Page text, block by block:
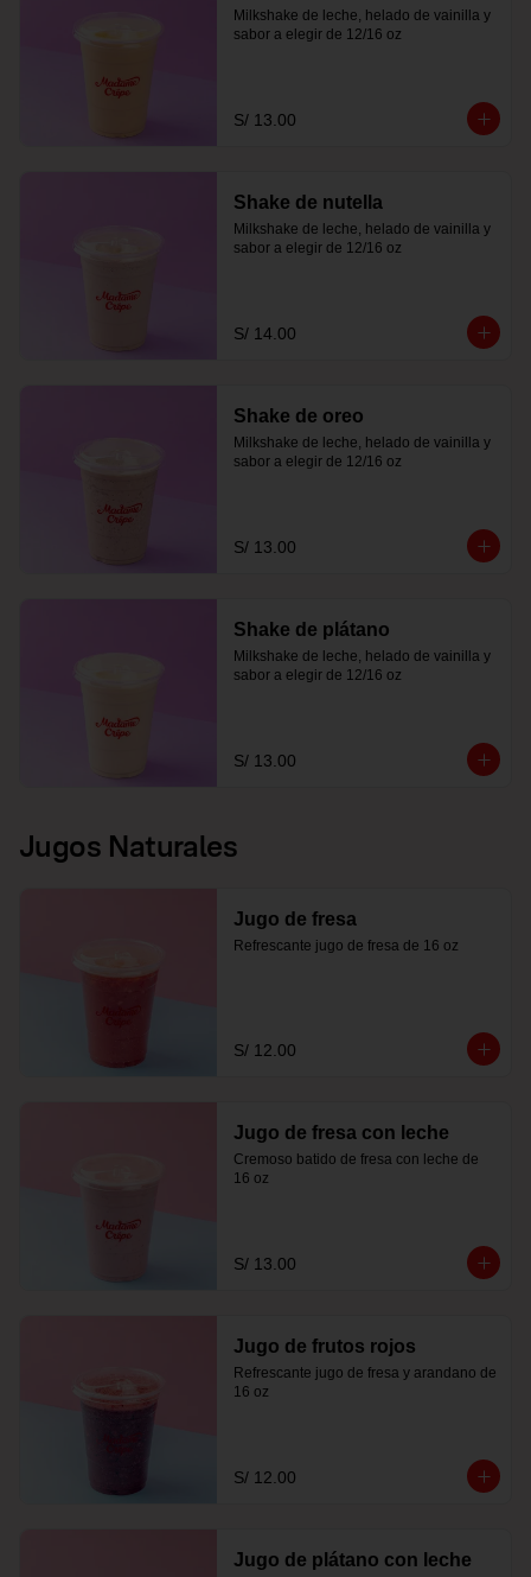
Milkshake de leche, helado de vainilla y
sabor a elegir de 12/16 oz
S/ 13.00
Shake de nutella
Milkshake de leche, helado de vainilla y
sabor a elegir de 12/16 oz
S/ 14.00
Shake de oreo
Milkshake de leche, helado de vainilla y
sabor a elegir de 12/16 oz
S/ 13.00
Shake de plátano
Milkshake de leche, helado de vainilla y
sabor a elegir de 12/16 oz
S/ 13.00
Jugos Naturales
Jugo de fresa
Refrescante jugo de fresa de 16 oz
S/ 12.00
Jugo de fresa con leche
Cremoso batido de fresa con leche de
16 oz
S/ 13.00
Jugo de frutos rojos
Refrescante jugo de fresa y arandano de
16 oz
S/ 12.00
Jugo de plátano con leche